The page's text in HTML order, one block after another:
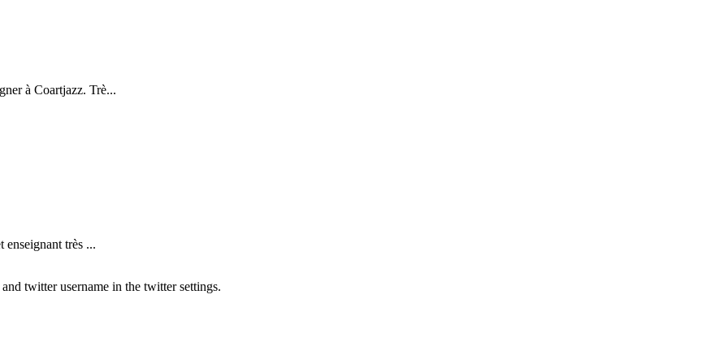
à Coartjazz. Trè...
enseignant très ...
twitter username in the twitter settings.